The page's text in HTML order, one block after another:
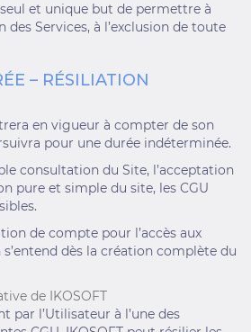
et unique but de permettre à
des Services, à l’exclusion de toute
– RÉSILIATION
en vigueur à compter de son
pour une durée indéterminée.
consultation du Site, l’acceptation
pure et simple du site, les CGU
de compte pour l’accès aux
s’entend dès la création complète du
de IKOSOFT
par l’Utilisateur à l’une des